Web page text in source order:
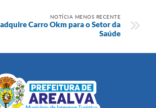
NOTÍCIA MENOS RECENTE
Carro Okm para o Setor da
Saúde